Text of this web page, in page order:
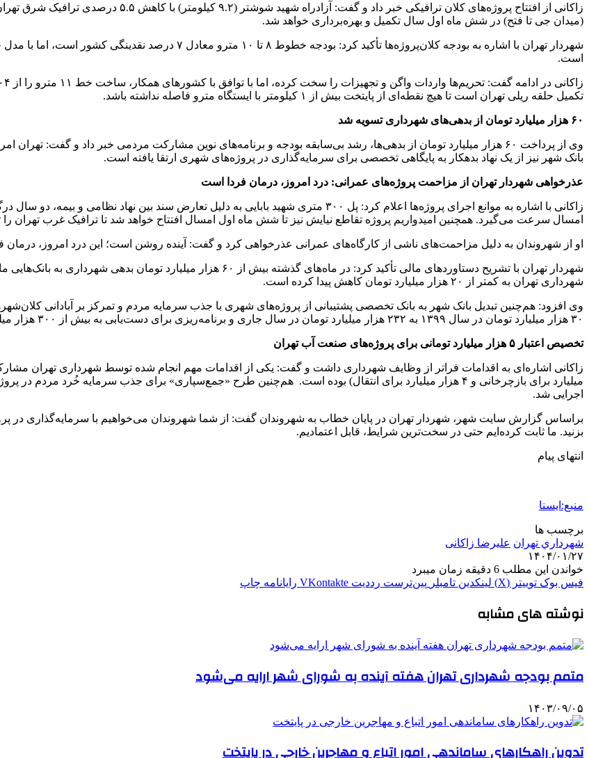
زاکانی از افتتاح پروژه‌های کلان ترافیکی خبر داد
(میدان جی تا فتح) در شش ماه اول سال تکمیل و بهره‌برداری خواهد شد.
شهردار تهران با اشاره به بودجه کلان‌پروژه‌ها تأکید کرد: بودجه
است.
تکمیل حلقه ریلی تهران است تا هیچ نقطه‌ای از پایتخت بیش از ۱ کیلومتر با ایستگاه مترو فاصله نداشته باشد.
۶۰ هزار میلیارد تومان از بدهی‌های شهرداری تسویه شد
وی از پرداخت ۶۰ هزار میلیارد تومان از بدهی‌ها، رشد بی‌سابقه بودجه و برنامه‌های نوین مشارکت مردمی خبر داد و گفت:
بانک شهر نیز از یک نهاد بدهکار به پایگاهی تخصصی برای سرمایه‌گذاری در پروژه‌های شهری ارتقا یافته است.
عذرخواهی شهردار تهران از مزاحمت پروژه‌های عمرانی: درد امروز، درمان فردا است
زاکانی با اشاره به موانع اجرای پروژه‌ها اعلام کرد: پل ۳۰۰ متری شهید بابایی به دلیل تعارض سند
امسال سرعت می‌گیرد. همچنین امیدواریم پروژه تقاطع نیایش نیز تا شش ماه اول امسال افتتاح خواهد شد تا ترافیک غرب تهران را
او از شهروندان به دلیل مزاحمت‌های ناشی از کارگاه‌های عمرانی عذرخواهی کرد و گفت: آینده روشن است؛ این درد امروز،
شهردار تهران با تشریح دستاوردهای مالی تأکید کرد: در ماه‌های گذشته بیش از
شهرداری تهران به کمتر از ۲۰ هزار میلیارد تومان کاهش پیدا کرده است.
وی افزود: هم‌چنین تبدیل بانک شهر به بانک تخصصی پشتیبانی از پروژه‌های شهری با جذب سرمایه مردم و تمرکز بر آبادانی
۳۰ هزار میلیارد تومان در سال ۱۳۹۹ به ۲۳۲ هزار میلیارد تومان در سال جاری و برنامه‌ریزی برای دست‌یابی به بیش از ۳۰۰ هزار میلیارد تومان درآمد را شاهد بودیم.
تخصیص اعتبار ۵ هزار میلیارد تومانی برای پروژه‌های صنعت آب تهران
میلیارد برای بازچرخانی و ۴ هزار میلیارد برای انتقال) بوده است. هم‌چنین طرح «جمع‌سپاری» برای جذب سرمایه خُرد
اجرایی شد.
براساس گزارش سایت شهر، شهردار تهران در پایان خطاب به شهروندان گفت: از شما شهروندان می‌خواهیم با سرمایه‌گذاری در
بزنید. ما ثابت کرده‌ایم حتی در سخت‌ترین شرایط، قابل اعتمادیم.
انتهای پیام
منبع:ایسنا
برچسب ها
شهرداري تهران علیرضا زاکانی
۱۴۰۴/۰۱/۲۷
خواندن این مطلب 6 دقیقه زمان میبرد
فیس بوک توییتر (X) لینکدین ‫تامبلر ‫پین‌ترست ‫رددیت ‫VKontakte رایانامه چاپ
نوشته های مشابه
متمم بودجه شهرداری تهران هفته آینده به شورای شهر ارایه می‌شود
۱۴۰۳/۰۹/۰۵
تدوین راهکارهای ساماندهی امور اتباع و مهاجرین خارجی در پایتخت